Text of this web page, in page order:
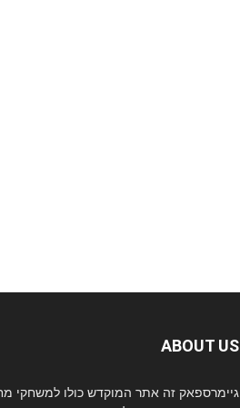
ABOUT US
גיימרספאק זה אתר המוקדש כולו למשחקי